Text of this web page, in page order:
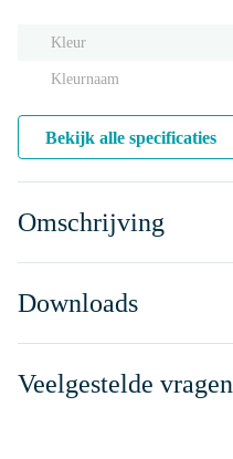
Kleur
Kleurnaam
Bekijk alle specificaties
Omschrijving
Downloads
Veelgestelde vragen